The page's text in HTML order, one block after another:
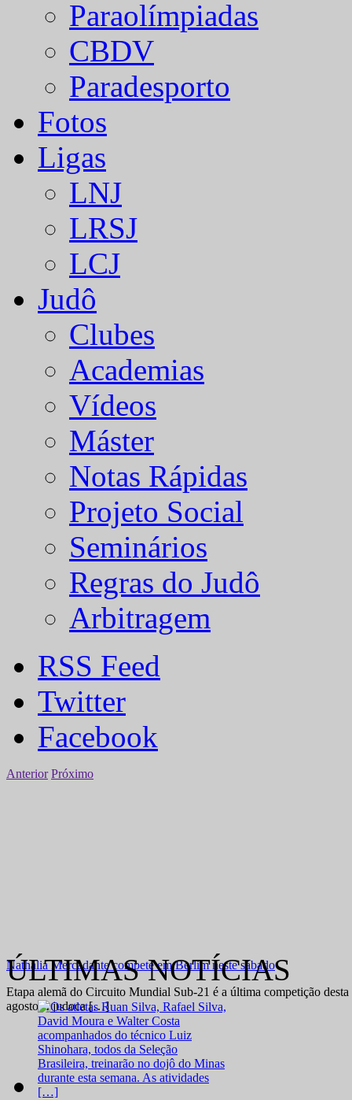
Paraolímpiadas
CBDV
Paradesporto
Fotos
Ligas
LNJ
LRSJ
LCJ
Judô
Clubes
Academias
Vídeos
Máster
Notas Rápidas
Projeto Social
Seminários
Regras do Judô
Arbitragem
RSS Feed
Twitter
Facebook
Anterior Próximo
Nathália Mercadante compete em Berlim neste sábado
Etapa alemã do Circuito Mundial Sub-21 é a última competição
agosto A judoca […]
ÚLTIMAS NOTÍCIAS